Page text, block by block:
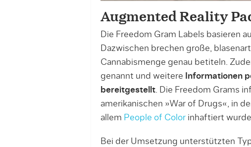
Augmented Reality
Die Freedom Gram Labels basieren
Dazwischen brechen große,
Cannabismenge genau betiteln.
genannt und weitere
Informationen
bereitgestellt. Die Freedom Grams
amerikanischen »War of Drugs«, in
allem People of Color inhaftiert
Bei der Umsetzung unterstützten